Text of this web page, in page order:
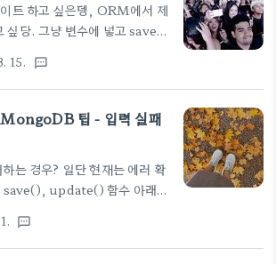
트 하고 싶은뎅, ORM에서 제
싶당. 그냥 변수에 넣고 save()
. 머야 이런것도 안
가 아니라
있다는 >>>
0 >>>
15. textsms
팁 - 입력 실패
는 경우? 일단 현재는 에러 확
save(), update() 함수 아래에
을 하도록 하자.
함수는 단순한 insert
textsms